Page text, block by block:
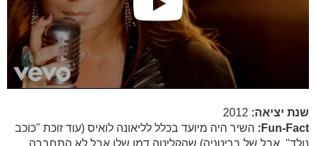
שנת יציאה:
Fun-Fact:
השיר היה מיועד בכלל לליאונה לואיס (עוד זוכת "כוכב